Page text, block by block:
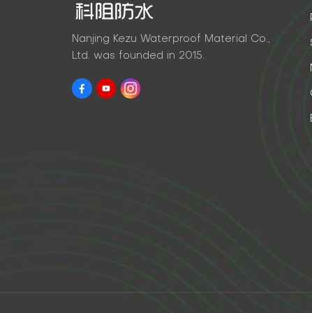
Nanjing Kezu Waterproof Material Co.,
Ltd. was founded in 2015.